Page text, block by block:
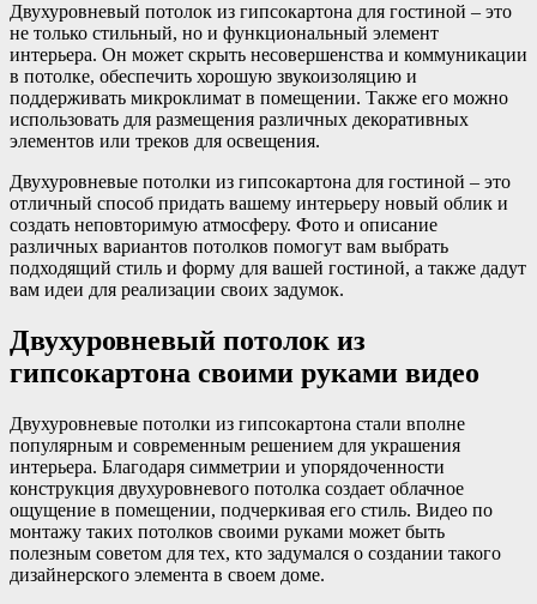
Двухуровневый потолок из гипсокартона для гостиной – это
не только стильный, но и функциональный элемент
интерьера. Он может скрыть несовершенства и коммуникации
в потолке, обеспечить хорошую звукоизоляцию и
поддерживать микроклимат в помещении. Также его можно
использовать для размещения различных декоративных
элементов или треков для освещения.
Двухуровневые потолки из гипсокартона для гостиной – это
отличный способ придать вашему интерьеру новый облик и
создать неповторимую атмосферу. Фото и описание
различных вариантов потолков помогут вам выбрать
подходящий стиль и форму для вашей гостиной, а также дадут
вам идеи для реализации своих задумок.
Двухуровневый потолок из
гипсокартона своими руками видео
Двухуровневые потолки из гипсокартона стали вполне
популярным и современным решением для украшения
интерьера. Благодаря симметрии и упорядоченности
конструкция двухуровневого потолка создает облачное
ощущение в помещении, подчеркивая его стиль. Видео по
монтажу таких потолков своими руками может быть
полезным советом для тех, кто задумался о создании такого
дизайнерского элемента в своем доме.